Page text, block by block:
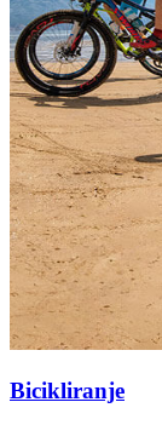
Bicikliranje